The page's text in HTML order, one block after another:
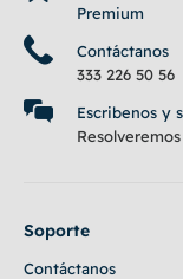
Premium
Contáctanos
333 226 50 56
Escribenos y
Soporte
Contáctanos